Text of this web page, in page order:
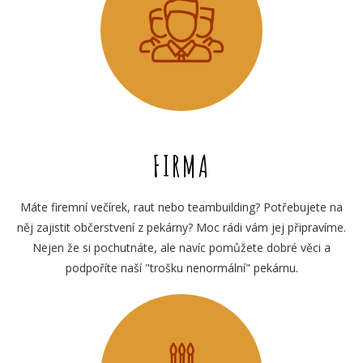
FIRMA
Máte firemní večírek, raut nebo teambuilding? Potřebujete na
něj zajistit občerstvení z pekárny? Moc rádi vám jej připravíme.
Nejen že si pochutnáte, ale navíc pomůžete dobré věci a
podpoříte naší "trošku nenormální" pekárnu.